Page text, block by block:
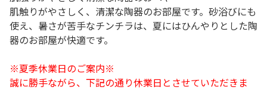
肌触りがやさしく、清潔な陶器のお部屋です。砂浴びにも
使え、暑さが苦手なチンチラは、夏にはひんやりとした陶
器のお部屋が快適です。
※夏季休業日のご案内※
誠に勝手ながら、下記の通り休業日とさせていただきま